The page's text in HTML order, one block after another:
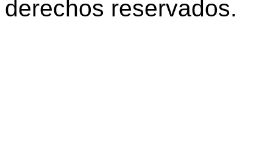
derechos reservados.